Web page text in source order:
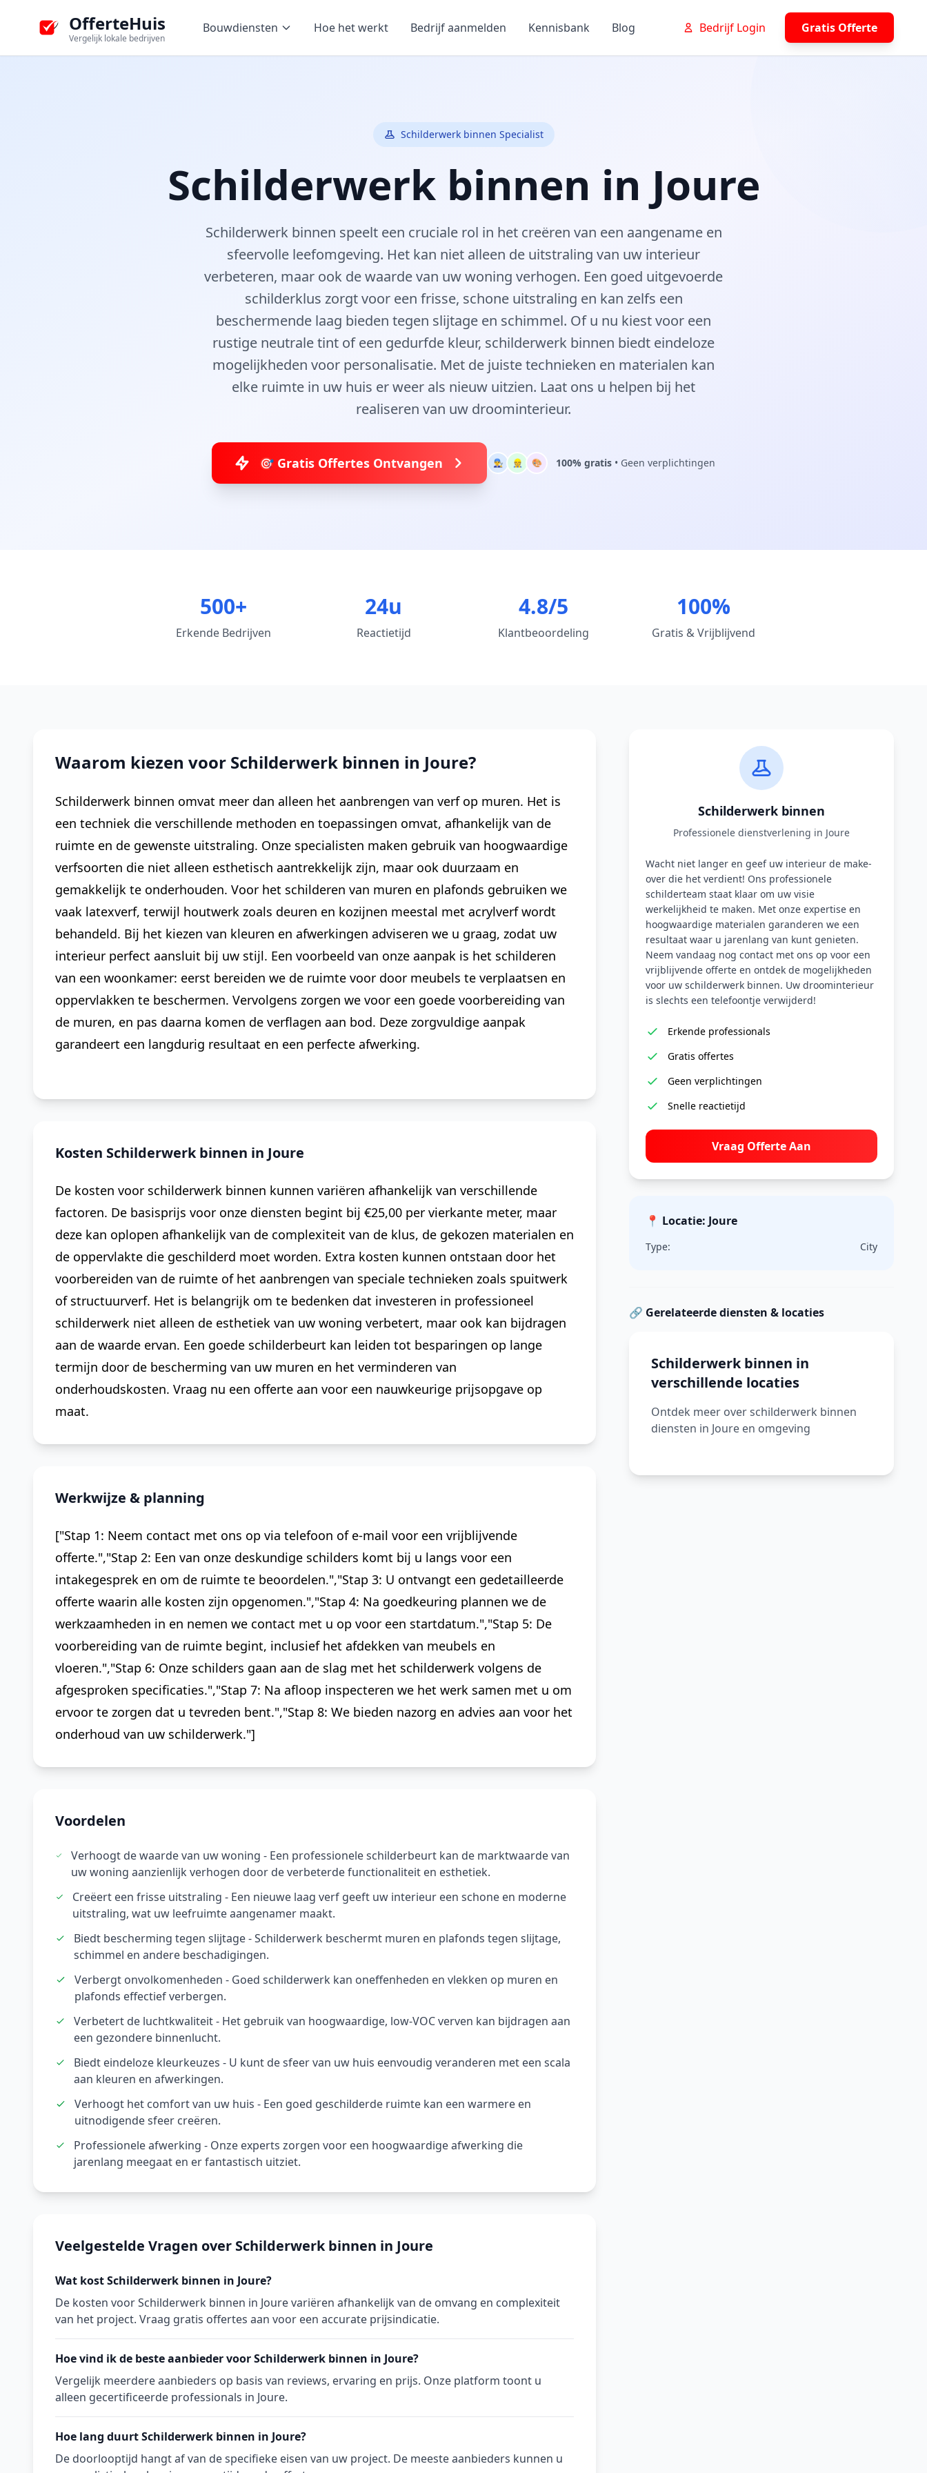
OfferteHuis
Vergelijk lokale bedrijven
Bouwdiensten Hoe het werkt Bedrijf aanmelden Kennisbank Blog Bedrijf Login Gratis Offerte
Schilderwerk binnen Specialist
Schilderwerk binnen in Joure
Schilderwerk binnen speelt een cruciale rol in het creëren van een aangename en
sfeervolle leefomgeving. Het kan niet alleen de uitstraling van uw interieur
verbeteren, maar ook de waarde van uw woning verhogen. Een goed uitgevoerde
schilderklus zorgt voor een frisse, schone uitstraling en kan zelfs een
beschermende laag bieden tegen slijtage en schimmel. Of u nu kiest voor een
rustige neutrale tint of een gedurfde kleur, schilderwerk binnen biedt eindeloze
mogelijkheden voor personalisatie. Met de juiste technieken en materialen kan
elke ruimte in uw huis er weer als nieuw uitzien. Laat ons u helpen bij het
realiseren van uw droominterieur.
🎯 Gratis Offertes Ontvangen 👨‍🔧 👷 🎨 100% gratis • Geen verplichtingen
500+
Erkende Bedrijven
24u
Reactietijd
4.8/5
Klantbeoordeling
100%
Gratis & Vrijblijvend
Waarom kiezen voor Schilderwerk binnen in Joure?
Schilderwerk binnen omvat meer dan alleen het aanbrengen van verf op muren. Het is
een techniek die verschillende methoden en toepassingen omvat, afhankelijk van de
ruimte en de gewenste uitstraling. Onze specialisten maken gebruik van hoogwaardige
verfsoorten die niet alleen esthetisch aantrekkelijk zijn, maar ook duurzaam en
gemakkelijk te onderhouden. Voor het schilderen van muren en plafonds gebruiken we
vaak latexverf, terwijl houtwerk zoals deuren en kozijnen meestal met acrylverf wordt
behandeld. Bij het kiezen van kleuren en afwerkingen adviseren we u graag, zodat uw
interieur perfect aansluit bij uw stijl. Een voorbeeld van onze aanpak is het schilderen
van een woonkamer: eerst bereiden we de ruimte voor door meubels te verplaatsen en
oppervlakken te beschermen. Vervolgens zorgen we voor een goede voorbereiding van
de muren, en pas daarna komen de verflagen aan bod. Deze zorgvuldige aanpak
garandeert een langdurig resultaat en een perfecte afwerking.
Kosten Schilderwerk binnen in Joure
De kosten voor schilderwerk binnen kunnen variëren afhankelijk van verschillende
factoren. De basisprijs voor onze diensten begint bij €25,00 per vierkante meter, maar
deze kan oplopen afhankelijk van de complexiteit van de klus, de gekozen materialen en
de oppervlakte die geschilderd moet worden. Extra kosten kunnen ontstaan door het
voorbereiden van de ruimte of het aanbrengen van speciale technieken zoals spuitwerk
of structuurverf. Het is belangrijk om te bedenken dat investeren in professioneel
schilderwerk niet alleen de esthetiek van uw woning verbetert, maar ook kan bijdragen
aan de waarde ervan. Een goede schilderbeurt kan leiden tot besparingen op lange
termijn door de bescherming van uw muren en het verminderen van
onderhoudskosten. Vraag nu een offerte aan voor een nauwkeurige prijsopgave op
maat.
Werkwijze & planning
["Stap 1: Neem contact met ons op via telefoon of e-mail voor een vrijblijvende
offerte.","Stap 2: Een van onze deskundige schilders komt bij u langs voor een
intakegesprek en om de ruimte te beoordelen.","Stap 3: U ontvangt een gedetailleerde
offerte waarin alle kosten zijn opgenomen.","Stap 4: Na goedkeuring plannen we de
werkzaamheden in en nemen we contact met u op voor een startdatum.","Stap 5: De
voorbereiding van de ruimte begint, inclusief het afdekken van meubels en
vloeren.","Stap 6: Onze schilders gaan aan de slag met het schilderwerk volgens de
afgesproken specificaties.","Stap 7: Na afloop inspecteren we het werk samen met u om
ervoor te zorgen dat u tevreden bent.","Stap 8: We bieden nazorg en advies aan voor het
onderhoud van uw schilderwerk."]
Voordelen
Verhoogt de waarde van uw woning - Een professionele schilderbeurt kan de marktwaarde van
uw woning aanzienlijk verhogen door de verbeterde functionaliteit en esthetiek.
Creëert een frisse uitstraling - Een nieuwe laag verf geeft uw interieur een schone en moderne
uitstraling, wat uw leefruimte aangenamer maakt.
Biedt bescherming tegen slijtage - Schilderwerk beschermt muren en plafonds tegen slijtage,
schimmel en andere beschadigingen.
Verbergt onvolkomenheden - Goed schilderwerk kan oneffenheden en vlekken op muren en
plafonds effectief verbergen.
Verbetert de luchtkwaliteit - Het gebruik van hoogwaardige, low-VOC verven kan bijdragen aan
een gezondere binnenlucht.
Biedt eindeloze kleurkeuzes - U kunt de sfeer van uw huis eenvoudig veranderen met een scala
aan kleuren en afwerkingen.
Verhoogt het comfort van uw huis - Een goed geschilderde ruimte kan een warmere en
uitnodigende sfeer creëren.
Professionele afwerking - Onze experts zorgen voor een hoogwaardige afwerking die
jarenlang meegaat en er fantastisch uitziet.
Veelgestelde Vragen over Schilderwerk binnen in Joure
Wat kost Schilderwerk binnen in Joure?
De kosten voor Schilderwerk binnen in Joure variëren afhankelijk van de omvang en complexiteit
van het project. Vraag gratis offertes aan voor een accurate prijsindicatie.
Hoe vind ik de beste aanbieder voor Schilderwerk binnen in Joure?
Vergelijk meerdere aanbieders op basis van reviews, ervaring en prijs. Onze platform toont u
alleen gecertificeerde professionals in Joure.
Hoe lang duurt Schilderwerk binnen in Joure?
De doorlooptijd hangt af van de specifieke eisen van uw project. De meeste aanbieders kunnen u
Schilderwerk binnen
Professionele dienstverlening in Joure
Wacht niet langer en geef uw interieur de make-
over die het verdient! Ons professionele
schilderteam staat klaar om uw visie
werkelijkheid te maken. Met onze expertise en
hoogwaardige materialen garanderen we een
resultaat waar u jarenlang van kunt genieten.
Neem vandaag nog contact met ons op voor een
vrijblijvende offerte en ontdek de mogelijkheden
voor uw schilderwerk binnen. Uw droominterieur
is slechts een telefoontje verwijderd!
Erkende professionals
Gratis offertes
Geen verplichtingen
Snelle reactietijd
Vraag Offerte Aan
📍 Locatie: Joure
Type: City
🔗 Gerelateerde diensten & locaties
Schilderwerk binnen in
verschillende locaties
Ontdek meer over schilderwerk binnen
diensten in Joure en omgeving